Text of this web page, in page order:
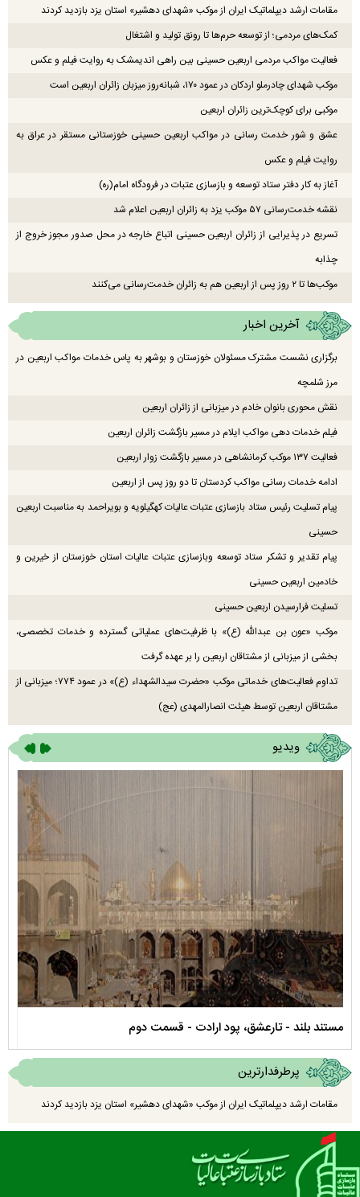
مقامات ارشد دیپلماتیک ایران از موکب «شهدای دهشیر» استان یزد بازدید کردند
کمک‌های مردمی؛ از توسعه حرم‌ها تا رونق تولید و اشتغال
فعالیت مواکب مردمی اربعین حسینی بین راهی اندیمشک به روایت فیلم و عکس
موکب شهدای چادرملو اردکان در عمود ۱۷۰، شبانه‌روز میزبان زائران اربعین است
موکبی برای کوچک‌ترین زائران اربعین
عشق و شور خدمت رسانی در مواکب اربعین حسینی خوزستانی مستقر در عراق به
روایت فیلم و عکس
آغاز به کار دفتر ستاد توسعه و بازسازی عتبات در فرودگاه امام(ره)
نقشه خدمت‌رسانی ۵۷ موکب یزد به زائران اربعین اعلام شد
تسریع در پذیرایی از زائران اربعین حسینی اتباع خارجه در محل صدور مجوز خروج از
چذابه
موکب‌ها تا ۲ روز پس از اربعین هم به زائران خدمت‌رسانی می‌کنند
آخرین اخبار
برگزاری نشست مشترک مسئولان خوزستان و بوشهر به پاس خدمات مواکب اربعین در
مرز شلمچه
نقش محوری بانوان خادم در میزبانی از زائران اربعین
فیلم خدمات دهی مواکب ایلام در مسیر بازگشت زائران اربعین
فعالیت ۱۳۷ موکب کرمانشاهی در مسیر بازگشت زوار اربعین
ادامه خدمات رسانی مواکب کردستان تا دو روز پس از اربعین
پیام تسلیت رئیس ستاد بازسازی عتبات عالیات کهگیلویه و بویراحمد به مناسبت اربعین
حسینی
پیام تقدیر و تشکر ستاد توسعه وبازسازی عتبات عالیات استان خوزستان از خیرین و
خادمین اربعین حسینی
تسلیت فرارسیدن اربعین حسینی
موکب «عون بن عبدالله (ع)» با ظرفیت‌های عملیاتی گسترده و خدمات تخصصی،
بخشی از میزبانی از مشتاقان اربعین را بر عهده گرفت
تداوم فعالیت‌های خدماتی موکب «حضرت سیدالشهداء (ع)» در عمود ۷۷۴؛ میزبانی از
مشتاقان اربعین توسط هیئت انصارالمهدی (عج)
ویدیو
نماهنگ صحن حضرت زهرا سلام الله علیها
پرطرفدارترین
مقامات ارشد دیپلماتیک ایران از موکب «شهدای دهشیر» استان یزد بازدید کردند